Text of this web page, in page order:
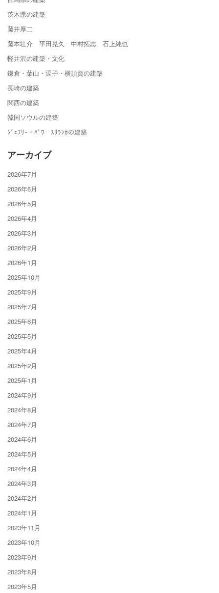
茨木県の建築
藤井厚二
藤本壮介 平田晃久 中村拓志 石上純也
軽井沢の建築・文化
鎌倉・葉山・逗子・横須賀の建築
長崎の建築
関西の建築
韓国ソウルの建築
ｼﾞｪﾌﾘｰ・ﾊﾞﾜ ｽﾘﾗﾝｶの建築
アーカイブ
2026年7月
2026年6月
2026年5月
2026年4月
2026年3月
2026年2月
2026年1月
2025年10月
2025年9月
2025年7月
2025年6月
2025年5月
2025年4月
2025年2月
2025年1月
2024年9月
2024年8月
2024年7月
2024年6月
2024年5月
2024年4月
2024年3月
2024年2月
2024年1月
2023年11月
2023年10月
2023年9月
2023年8月
2023年5月